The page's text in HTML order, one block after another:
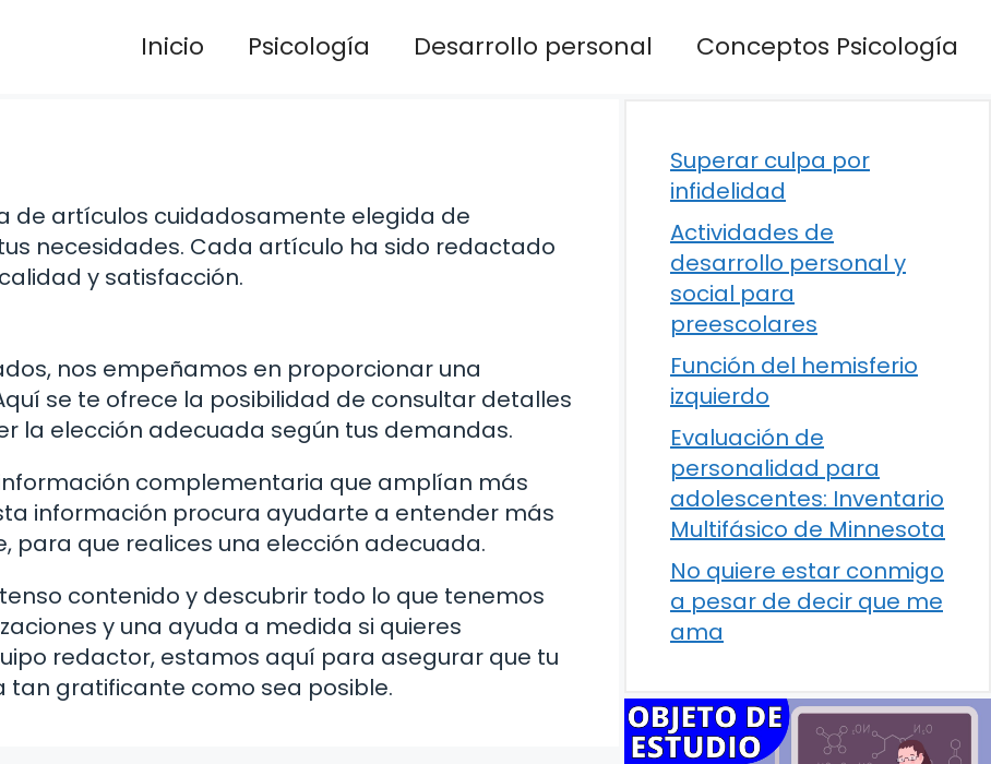
Inicio Psicología Desarrollo personal Conceptos Psicología
de artículos cuidadosamente elegida de
necesidades. Cada artículo ha sido redactado
y satisfacción.
nos empeñamos en proporcionar una
se te ofrece la posibilidad de consultar detalles
la elección adecuada según tus demandas.
complementaria que amplían más
información procura ayudarte a entender más
para que realices una elección adecuada.
contenido y descubrir todo lo que tenemos
y una ayuda a medida si quieres
redactor, estamos aquí para asegurar que tu
tan gratificante como sea posible.
Superar culpa por
infidelidad
Actividades de
desarrollo personal y
social para
preescolares
Función del hemisferio
izquierdo
Evaluación de
personalidad para
adolescentes: Inventario
Multifásico de Minnesota
No quiere estar conmigo
a pesar de decir que me
ama